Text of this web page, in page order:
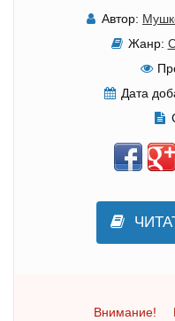
Автор:
Жанр:
Дата
Внимание!